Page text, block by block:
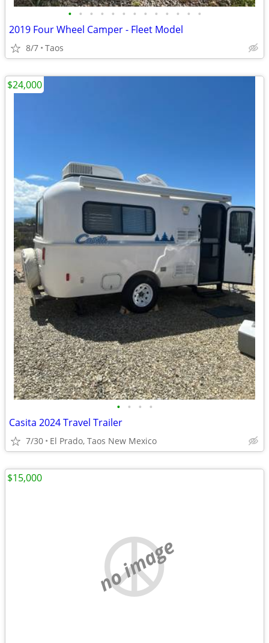
• • • • • • • • • • • • •
2019 Four Wheel Camper - Fleet Model
8/7 Taos
• • • •
Casita 2024 Travel Trailer
7/30 El Prado, Taos New Mexico
$24,000
no image
$15,000